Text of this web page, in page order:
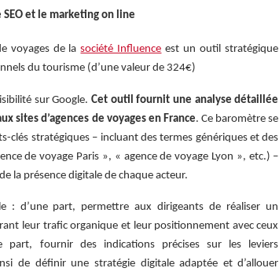
et le marketing on line
voyages de lasociété Influence est un outil stratégique
du tourisme (d’une valeur de 324€)
sur Google.Cet outil fournit une analyse détaillée
sites d’agences de voyages en France. Ce baromètre se
clés stratégiques – incluant des termes génériques et des
de voyage Paris », « agence de voyage Lyon », etc.) –
la présence digitale de chaque acteur.
: d’une part, permettre aux dirigeants de réaliser un
leur trafic organique et leur positionnement avec ceux
part, fournir des indications précises sur les leviers
de définir une stratégie digitale adaptée et d’allouer